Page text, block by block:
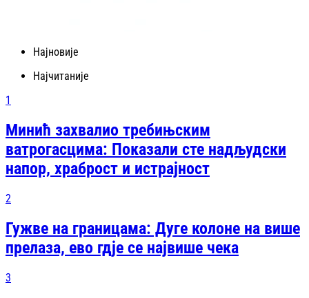
Најновије
Најчитаније
1
Минић захвалио требињским
ватрогасцима: Показали сте надљудски
напор, храброст и истрајност
2
Гужве на границама: Дуге колоне на више
прелаза, ево гдје се највише чека
3